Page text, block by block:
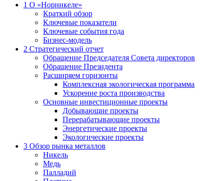
1 О «Норникеле»
Краткий обзор
Ключевые показатели
Ключевые события года
Бизнес-модель
2 Стратегический отчет
Обращение Председателя Совета директоров
Обращение Президента
Расширяем горизонты
Комплексная экологическая программа
Ускорение роста производства
Основные инвестиционные проекты
Добывающие проекты
Перерабатывающие проекты
Энергетические проекты
Экологические проекты
3 Обзор рынка металлов
Никель
Медь
Палладий